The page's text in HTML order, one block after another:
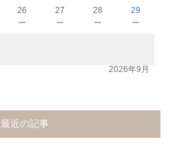
26
－
27
－
28
－
29
－
2026年9月
最近の記事